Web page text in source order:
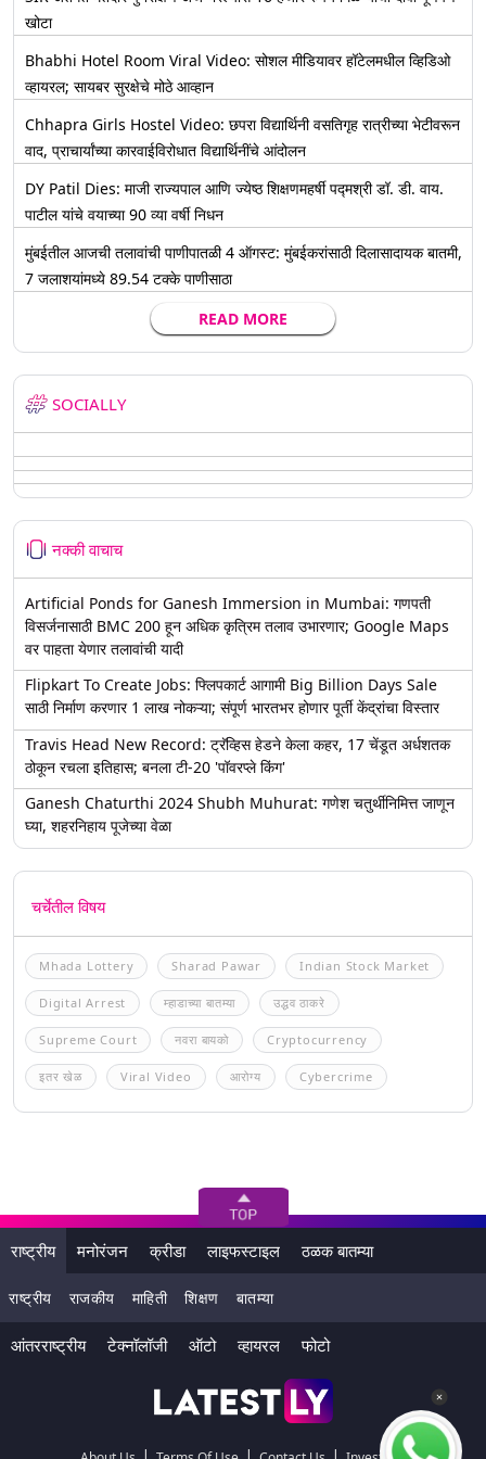
खोटा
Bhabhi Hotel Room Viral Video: सोशल मीडियावर हॉटेलमधील व्हिडिओ
व्हायरल; सायबर सुरक्षेचे मोठे आव्हान
Chhapra Girls Hostel Video: छपरा विद्यार्थिनी वसतिगृह रात्रीच्या भेटीवरून
वाद, प्राचार्यांच्या कारवाईविरोधात विद्यार्थिनींचे आंदोलन
DY Patil Dies: माजी राज्यपाल आणि ज्येष्ठ शिक्षणमहर्षी पद्मश्री डॉ. डी. वाय.
पाटील यांचे वयाच्या 90 व्या वर्षी निधन
मुंबईतील आजची तलावांची पाणीपातळी 4 ऑगस्ट: मुंबईकरांसाठी दिलासादायक बातमी,
7 जलाशयांमध्ये 89.54 टक्के पाणीसाठा
READ MORE
SOCIALLY
नक्की वाचाच
Artificial Ponds for Ganesh Immersion in Mumbai: गणपती
विसर्जनासाठी BMC 200 हून अधिक कृत्रिम तलाव उभारणार; Google Maps
वर पाहता येणार तलावांची यादी
Flipkart To Create Jobs: फ्लिपकार्ट आगामी Big Billion Days Sale
साठी निर्माण करणार 1 लाख नोकऱ्या; संपूर्ण भारतभर होणार पूर्ती केंद्रांचा विस्तार
Travis Head New Record: ट्रॅव्हिस हेडने केला कहर, 17 चेंडूत अर्धशतक
ठोकून रचला इतिहास; बनला टी-20 'पॉवरप्ले किंग'
Ganesh Chaturthi 2024 Shubh Muhurat: गणेश चतुर्थीनिमित्त जाणून
घ्या, शहरनिहाय पूजेच्या वेळा
चर्चेतील विषय
Mhada Lottery Sharad Pawar Indian Stock Market
Digital Arrest म्हाडाच्या बातम्या उद्धव ठाकरे
Supreme Court नवरा बायको Cryptocurrency
इतर खेळ Viral Video आरोग्य Cybercrime
राष्ट्रीय मनोरंजन क्रीडा लाइफस्टाइल ठळक बातम्या
राष्ट्रीय राजकीय माहिती शिक्षण बातम्या
आंतरराष्ट्रीय टेक्नॉलॉजी ऑटो व्हायरल फोटो